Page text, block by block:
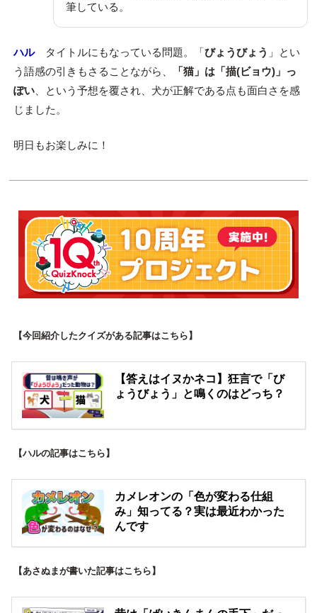
筆している。
ハルタイトルにもなっている問題。「びょうびょう 」とい
う語感の引きもさることながら、
「猫」は「描(ビョウ)」っ
ぽい、という予想を覆され、犬が正解である点も面白さを感
じました。
明日もお楽しみに！
【今回紹介したクイズがある記事はこちら】
【答えはイヌかネコ】狂言で「び
ょうびょう」と鳴くのはどっち？
【ハルの記事はこちら】
カメレオンの「色が変わる仕組
み」知ってる？実は最近わかった
んです
【あさぬまが書いた記事はこちら】